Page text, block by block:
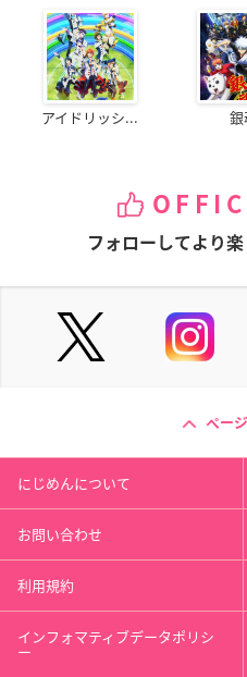
アイドリッシ...
フォローしてより
ペー
にじめんについて
お問い合わせ
利用規約
インフォマティブデータポリシ
ー